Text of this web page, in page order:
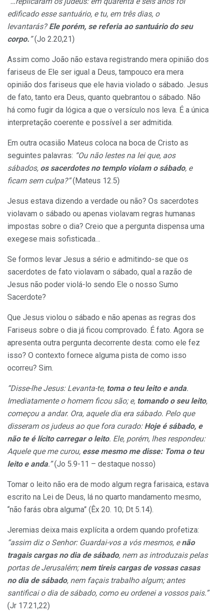
edificado esse santuário, e tu, em três dias, o
levantarás?Ele porém, se referia ao santuário do seu
corpo. ”(Jo 2.20,21)
Assim como João não estava registrando mera opinião dos
fariseus de Ele ser igual a Deus, tampouco era mera
opinião dos fariseus que ele havia violado o sábado. Jesus
de fato, tanto era Deus, quanto quebrantou o sábado. Não
há como fugir da lógica a que o versículo nos leva. É a única
interpretação coerente e possível a ser admitida.
Em outra ocasião Mateus coloca na boca de Cristo as
seguintes palavras: “Ou não lestes na lei que, aos
sábados, os sacerdotes no templo violam o sábado, e
ficam sem culpa?”(Mateus 12.5)
Jesus estava dizendo a verdade ou não? Os sacerdotes
violavam o sábado ou apenas violavam regras humanas
impostas sobre o dia? Creio que a pergunta dispensa uma
exegese mais sofisticada…
Se formos levar Jesus a sério e admitindo-se que os
sacerdotes de fato violavam o sábado, qual a razão de
Jesus não poder violá-lo sendo Ele o nosso Sumo
Sacerdote?
Que Jesus violou o sábado e não apenas as regras dos
Fariseus sobre o dia já ficou comprovado. É fato. Agora se
apresenta outra pergunta decorrente desta: como ele fez
isso? O contexto fornece alguma pista de como isso
ocorreu? Sim.
“Disse-lhe Jesus: Levanta-te, toma o teu leito e anda.
Imediatamente o homem ficou são; e, tomando o seu leito,
começou a andar. Ora, aquele dia era sábado. Pelo que
disseram os judeus ao que fora curado: Hoje é sábado, e
não te é lícito carregar o leito. Ele, porém, lhes respondeu:
Aquele que me curou, esse mesmo me disse: Toma o teu
leito e anda.”(Jo 5.9-11 – destaque nosso)
Tomar o leito não era de modo algum regra farisaica, estava
escrito na Lei de Deus, lá no quarto mandamento mesmo,
“não farás obra alguma” (Êx 20. 10; Dt 5.14).
Jeremias deixa mais explícita a ordem quando profetiza:
“assim diz o Senhor: Guardai-vos a vós mesmos, enão
tragais cargas no dia de sábado, nem as introduzais pelas
portas de Jerusalém;nem tireis cargas de vossas casas
no dia de sábado, nem façais trabalho algum; antes
santificai o dia de sábado, como eu ordenei a vossos pais.”
(Jr 17.21,22)